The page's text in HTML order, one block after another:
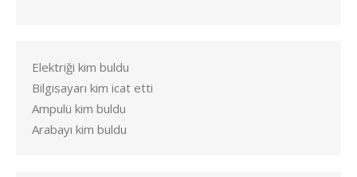
Elektriği kim buldu
Bilgisayarı kim icat etti
Ampulü kim buldu
Arabayı kim buldu